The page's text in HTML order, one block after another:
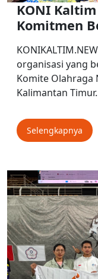
KONI
Komitmen
organisasi yang
Komite Olahraga
Kalimantan
Selengkapnya